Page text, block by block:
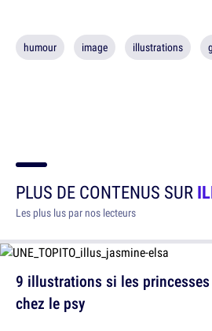
humour image illustrations
PLUS DE CONTENUS SUR
Les plus lus par nos lecteurs
9 illustrations si les
chez le psy